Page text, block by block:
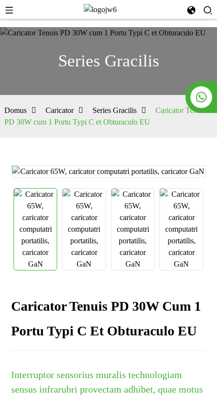
Series Gracilis
Domus Caricator Series Gracilis
Caricator Tenuis
PD 30W cum 1 Portu Typi C et Obturaculo EU
Caricator Tenuis PD 30W Cum 1
Portu Typi C Et Obturaculo EU
Interruptor sensorius muralis technologiam
sensus infrarubri provectam adhibet, quae motus